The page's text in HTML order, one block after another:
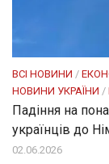
ВСІ НОВИНИ /
НОВИНИ УКРАЇНИ /
Падіння на
українців до
02.06.2026